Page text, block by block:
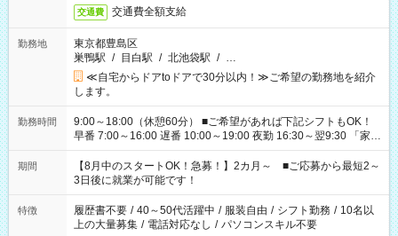
交通費 交通費全額支給
勤務地
東京都豊島区
巣鴨駅 / 目白駅 / 北池袋駅 / …
≪自宅からドアtoドアで30分以内！≫ご希望の勤務地を紹介
します。
勤務時間
9:00～18:00（休憩60分） ■ご希望があれば下記シフトもOK！
早番 7:00～16:00 遅番 10:00～19:00 夜勤 16:30～翌9:30 「家族
と休みを合わせたい」 「余裕を持って夕飯の準備がしたい」
「できれば残業はしたくない」 など、ご希望を教えてください
ね。 ※Wワーク希望の方へ 今ご覧のお仕事で希望する勤務時間
と、もう1つのお仕事の勤務時間。 合計で週40時間を超える場
合は応募できません。
期間
【8月中のスタートOK！急募！】2カ月～ ■ご応募から最短2～
3日後に就業が可能です！
特徴 履歴書不要 / 40～50代活躍中 / 服装自由 / シフト勤務 / 10名以
上の大量募集 / 電話対応なし / パソコンスキル不要